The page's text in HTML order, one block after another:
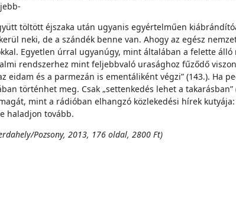
töltött éjszaka után ugyanis egyértelműen
neki, de a szándék benne van. Ahogy az egész
Egyetlen úrral ugyanúgy, mint általában a felette
rendszerhez mint feljebbvaló urasághoz fűződő
és a parmezán is ementáliként végzi” (143.). Ha
történhet meg. Csak „settenkedés lehet a
mint a rádióban elhangzó közlekedési hírek
haladjon tovább.
Pozsony, 2013, 176 oldal, 2800 Ft)